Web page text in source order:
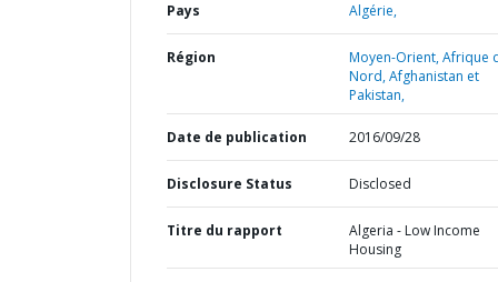
Pays Algérie,
Région
Moyen-Orient, Afrique
Nord, Afghanistan et
Pakistan,
Date de publication 2016/09/28
Disclosure Status Disclosed
Titre du rapport
Algeria - Low Income
Housing